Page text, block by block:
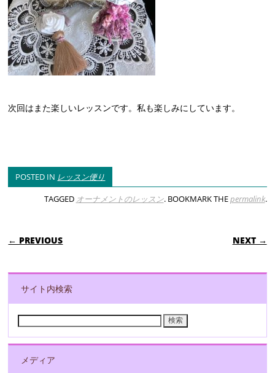
次回はまた楽しいレッスンです。私も楽しみにしています。
POSTED IN レッスン便り
TAGGED オーナメントのレッスン. BOOKMARK THEpermalink.
POST NAVIGATION
← PREVIOUS NEXT →
サイト内検索
メディア